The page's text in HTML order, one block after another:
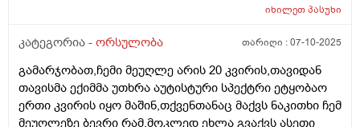
იხილეთპასუხი
კატეგორია - ორსულობა თარიღი :07-10-2025
გამარჯობათ,ჩემი მეუღლე არის 20 კვირის,თავიდან
თავისმა ექიმმა უთხრა აუტისტური სპექტრი ეტყობაო
ერთი კვირის იყო მაშინ,თქვენთანაც მაქვს ნაკითხი ჩემ
მეუღლეზე ბევრი რამ,მოკლედ ეხლა გვაქვს ასეთი